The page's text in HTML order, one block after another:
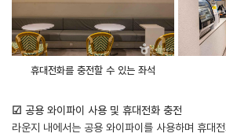
휴대전화를 충전할 수 있는 좌석
☑ 공용 와이파이 사용 및 휴대전화 충전
라운지 내에서는 공용 와이파이를 사용하며 휴대